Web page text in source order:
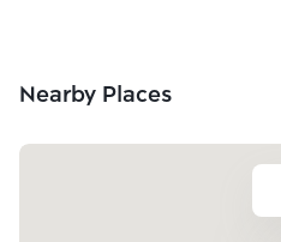
Nearby Places